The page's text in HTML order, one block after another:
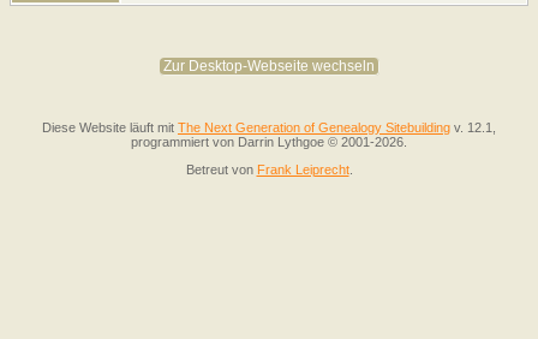
Zur Desktop-Webseite wechseln
Diese Website läuft mit The Next Generation of Genealogy Sitebuilding v. 12.1,
programmiert von Darrin Lythgoe © 2001-2026.
Betreut von Frank Leiprecht.